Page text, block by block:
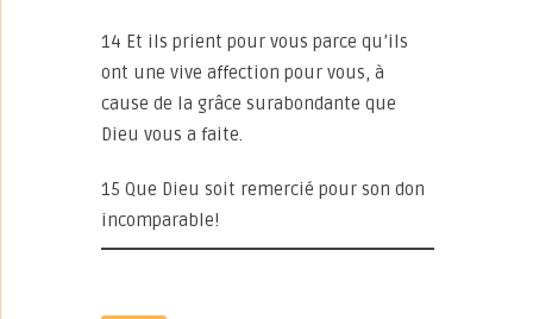
14 Et ils prient pour vous parce qu’ils
ont une vive affection pour vous, à
cause de la grâce surabondante que
Dieu vous a faite.
15 Que Dieu soit remercié pour son don
incomparable!